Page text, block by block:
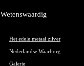
Wetenswaardig
Het edele metaal zilver
Nederlandse Waarborg
Galerie